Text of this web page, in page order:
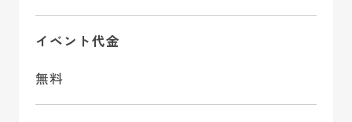
イベント代金
無料